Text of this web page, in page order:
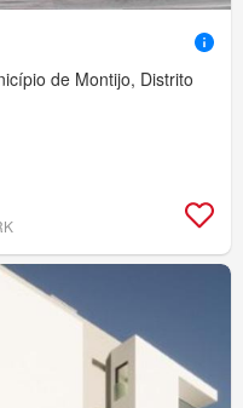
de Montijo, Distrito